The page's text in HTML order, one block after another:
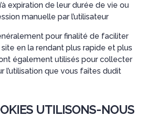
expiration de leur durée de vie ou
manuelle par l’utilisateur
pour finalité de faciliter
en la rendant plus rapide et plus
également utilisés pour collecter
l’utilisation que vous faîtes dudit
UTILISONS-NOUS